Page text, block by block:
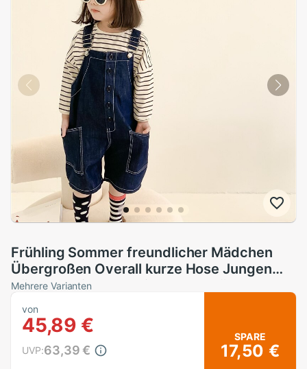
Frühling Sommer freundlicher Mädchen
Übergroßen Overall kurze Hose Jungen
Dünne verlieren Denim-Hosenträger
Mehrere Varianten
von
45,89 €
UVP:63,39 €
SPARE
17,50 €